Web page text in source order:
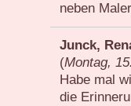
neben
Junck,
(Montag,
Habe mal
die